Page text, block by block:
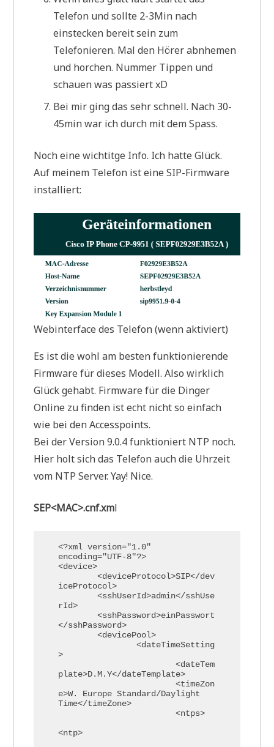
Telefon und sollte 2-3Min nach
einstecken bereit sein zum
Telefonieren. Mal den Hörer abnhemen
und horchen. Nummer Tippen und
schauen was passiert xD
Bei mir ging das sehr schnell. Nach 30-
45min war ich durch mit dem Spass.
Noch eine wichtitge Info. Ich hatte Glück.
Auf meinem Telefon ist eine SIP-Firmware
installiert:
Webinterface des Telefon (wenn aktiviert)
Es ist die wohl am besten funktionierende
Firmware für dieses Modell. Also wirklich
Glück gehabt. Firmware für die Dinger
Online zu finden ist echt nicht so einfach
wie bei den Accesspoints.
Bei der Version 9.0.4 funktioniert NTP noch.
Hier holt sich das Telefon auch die Uhrzeit
vom NTP Server. Yay! Nice.
SEP<MAC>.cnf.xml
<?xml version="1.0"
encoding="UTF-8"?>
<device>
iceProtocol>
rId>
</sshPassword>
>
plate>D.M.Y</dateTemplate>
e>W. Europe Standard/Daylight
Time</timeZone>
<ntp>